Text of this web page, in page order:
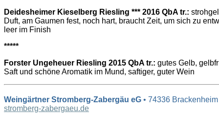
Deidesheimer Kieselberg Riesling *** 2016 QbA tr.:
Duft, am Gaumen fest, noch hart, braucht Zeit, um sich zu
leer im Finish
*****
Forster Ungeheuer Riesling 2015 QbA tr.: gutes Gelb,
Saft und schöne Aromatik im Mund, saftiger, guter Wein
Weingärtner Stromberg-Zabergäu eG • 74336
stromberg-zabergaeu.de